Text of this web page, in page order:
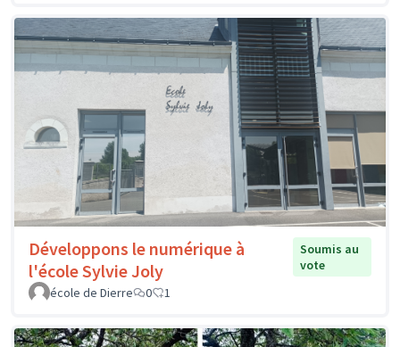
Développons le numérique à
l'école Sylvie Joly
Soumis au
vote
école de Dierre
0 1